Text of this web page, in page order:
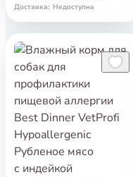
Доставка: Недоступна